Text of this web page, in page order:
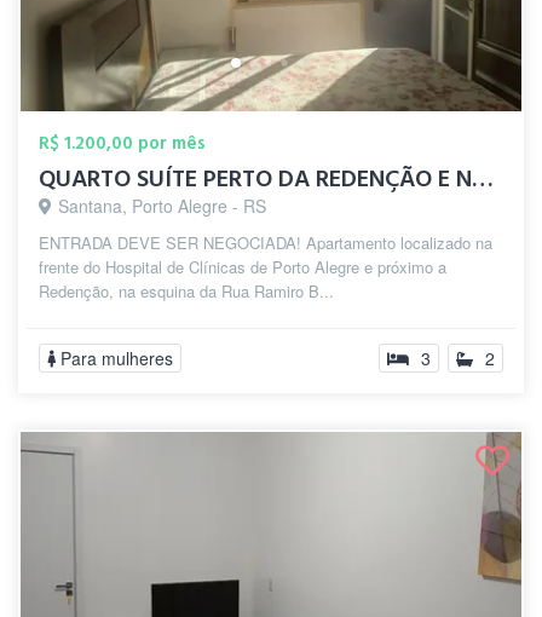
R$ 1.200,00 por mês
QUARTO SUÍTE PERTO DA REDENÇÃO E NA FREN...
Santana, Porto Alegre - RS
ENTRADA DEVE SER NEGOCIADA! Apartamento localizado na
frente do Hospital de Clínicas de Porto Alegre e próximo a
Redenção, na esquina da Rua Ramiro B...
Para mulheres 3 2